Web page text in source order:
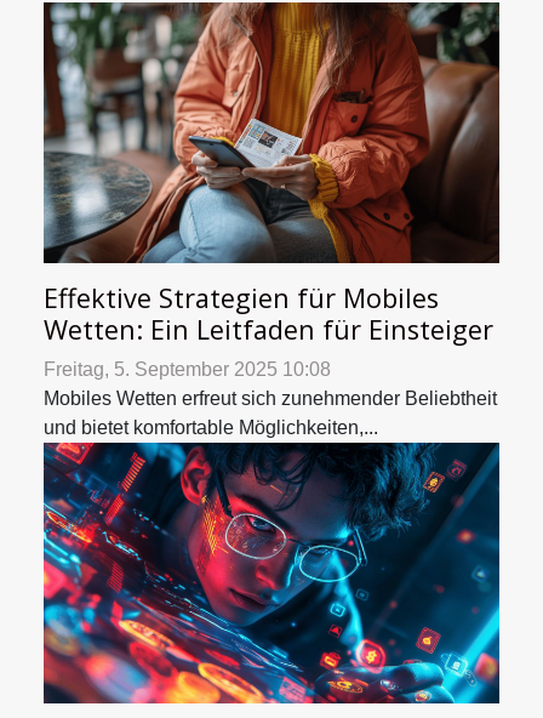
Effektive Strategien für Mobiles
Wetten: Ein Leitfaden für Einsteiger
Freitag, 5. September 2025 10:08
Mobiles Wetten erfreut sich zunehmender Beliebtheit
und bietet komfortable Möglichkeiten,...